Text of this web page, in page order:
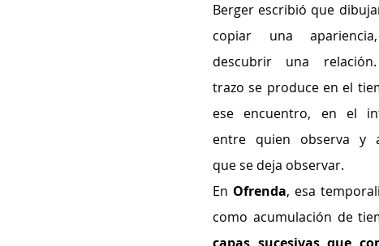
Berger escribió que
copiar una
descubrir una
trazo se produce en el
ese encuentro, en el
entre quien observa y
que se deja observar.
En Ofrenda, esa
como acumulación de